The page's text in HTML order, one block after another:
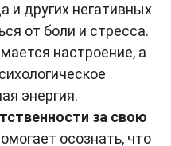
и других негативных
от боли и стресса.
настроение, а
энергия.
за свою
осознать, что